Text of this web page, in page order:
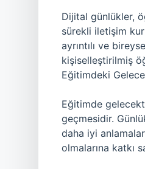
Dijital günlükler,
sürekli iletişim
ayrıntılı ve
kişiselleştirilmiş
Eğitimdeki
Eğitimde
geçmesidir.
daha iyi
olmalarına katkı